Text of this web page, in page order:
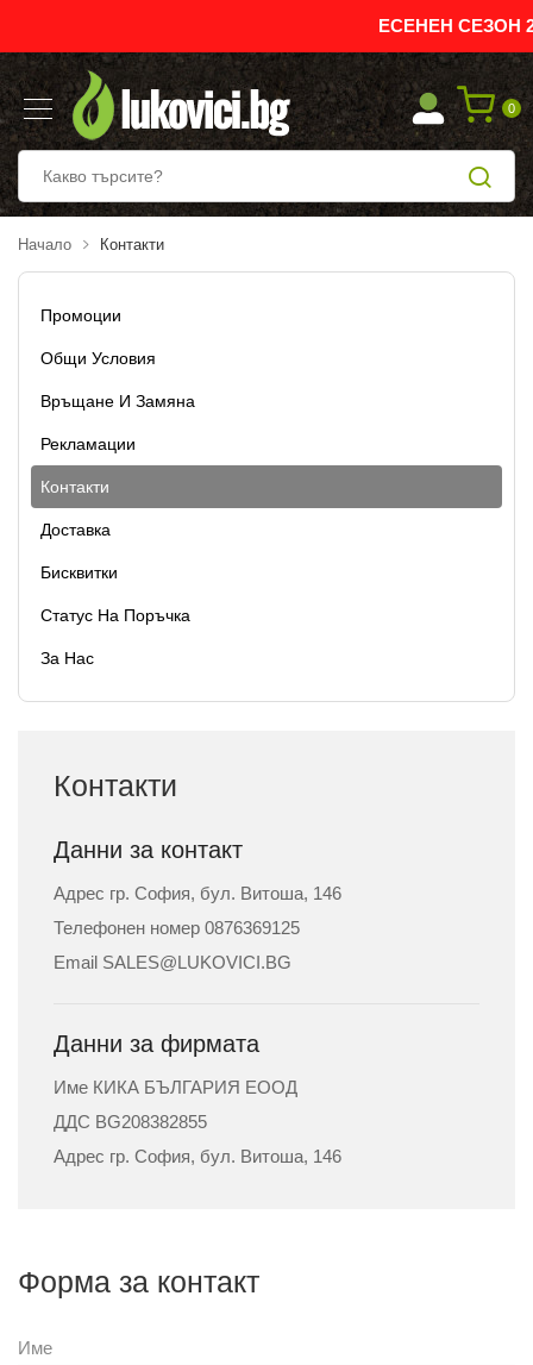
ЕСЕНЕН СЕЗОН
0
Начало Контакти
Промоции
Общи Условия
Връщане И Замяна
Рекламации
Контакти
Доставка
Бисквитки
Статус На Поръчка
За Нас
Контакти
Данни за контакт
Адрес гр. София, бул. Витоша, 146
Телефонен номер 0876369125
Email SALES@LUKOVICI.BG
Данни за фирмата
Име КИКА БЪЛГАРИЯ ЕООД
ДДС BG208382855
Адрес гр. София, бул. Витоша, 146
Форма за контакт
Име